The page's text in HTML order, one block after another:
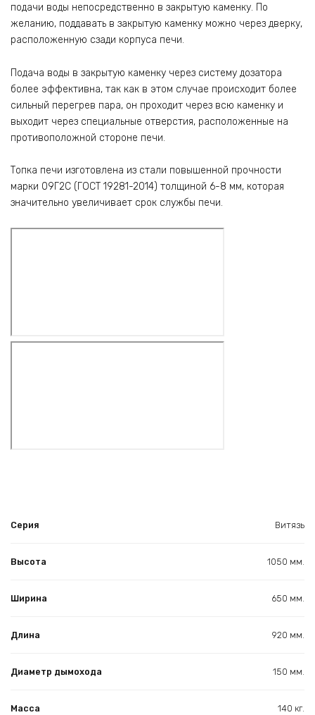
подачи воды непосредственно в закрытую каменку. По
желанию, поддавать в закрытую каменку можно через дверку,
расположенную сзади корпуса печи.
Подача воды в закрытую каменку через систему дозатора
более эффективна, так как в этом случае происходит более
сильный перегрев пара, он проходит через всю каменку и
выходит через специальные отверстия, расположенные на
противоположной стороне печи.
Топка печи изготовлена из стали повышенной прочности
марки 09Г2С (ГОСТ 19281-2014) толщиной 6-8 мм, которая
значительно увеличивает срок службы печи.
Серия Витязь
Высота 1050 мм.
Ширина 650 мм.
Длина 920 мм.
Диаметр дымохода 150 мм.
Масса 140 кг.